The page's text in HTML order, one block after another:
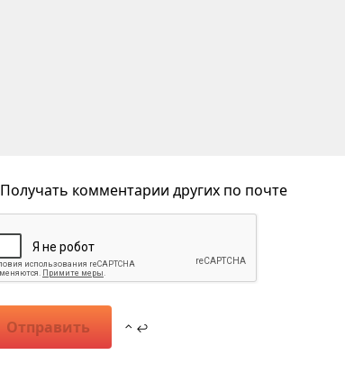
Получать комментарии других по почте
Отправить ⌃ ↩